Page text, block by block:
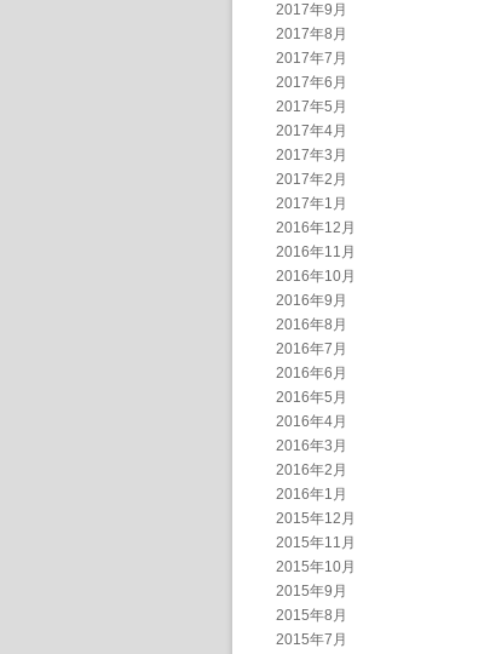
2017年9月
2017年8月
2017年7月
2017年6月
2017年5月
2017年4月
2017年3月
2017年2月
2017年1月
2016年12月
2016年11月
2016年10月
2016年9月
2016年8月
2016年7月
2016年6月
2016年5月
2016年4月
2016年3月
2016年2月
2016年1月
2015年12月
2015年11月
2015年10月
2015年9月
2015年8月
2015年7月